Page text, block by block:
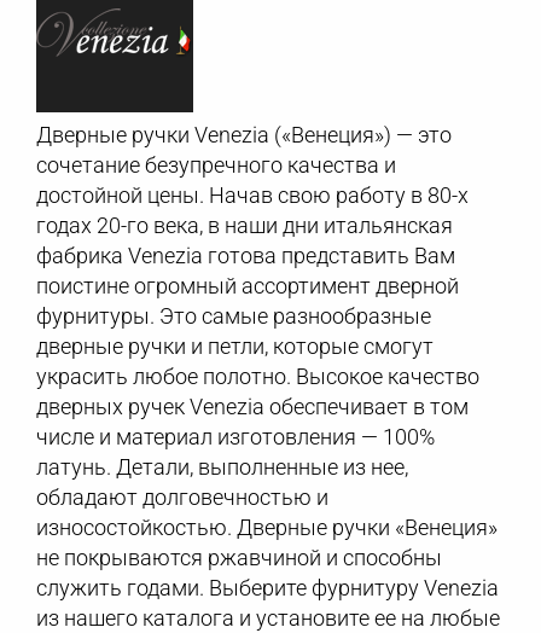
Дверные ручки Venezia («Венеция») — это
сочетание безупречного качества и
достойной цены. Начав свою работу в 80-х
годах 20-го века, в наши дни итальянская
фабрика Venezia готова представить Вам
поистине огромный ассортимент дверной
фурнитуры. Это самые разнообразные
дверные ручки и петли, которые смогут
украсить любое полотно. Высокое качество
дверных ручек Venezia обеспечивает в том
числе и материал изготовления — 100%
латунь. Детали, выполненные из нее,
обладают долговечностью и
износостойкостью. Дверные ручки «Венеция»
не покрываются ржавчиной и способны
служить годами. Выберите фурнитуру Venezia
из нашего каталога и установите ее на любые